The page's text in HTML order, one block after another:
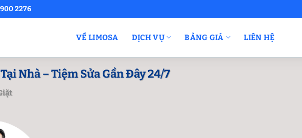
2276
VỀ LIMOSA DỊCH VỤ BẢNG GIÁ LIÊN HỆ
Nhà – Tiệm Sửa Gần Đây 24/7